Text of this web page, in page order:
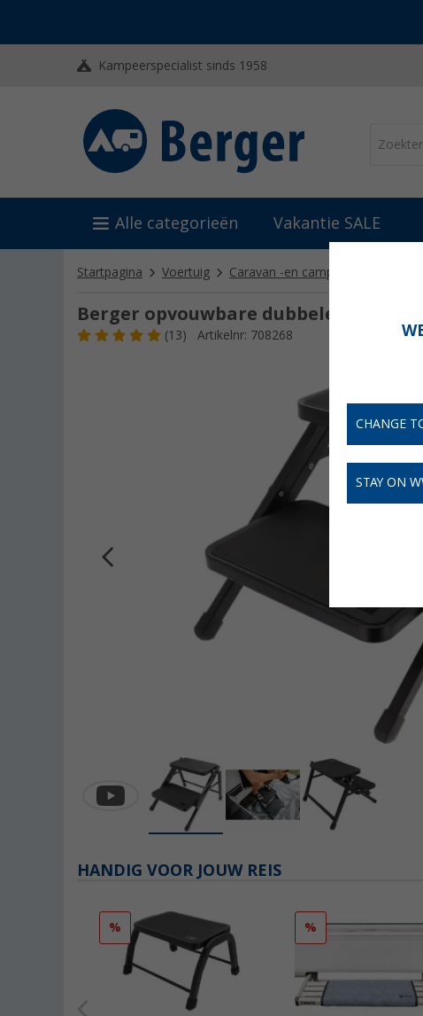
Kampeerspecialist sinds 1958
Alle categorieën Vakantie SALE
Startpagina Voertuig Caravan -en camperaccessoires
Berger opvouwbare dubbele trede
(13) Artikelnr: 708268
HANDIG VOOR JOUW REIS
% %
CHANGE
STAY ON